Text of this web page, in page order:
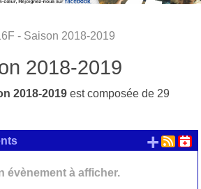
- Saison 2018-2019
2018-2019
2018-2019 est composée de 29
évènement à afficher.
+